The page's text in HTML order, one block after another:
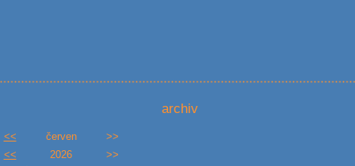
archiv
<< červen
>>
<<
2026
>>